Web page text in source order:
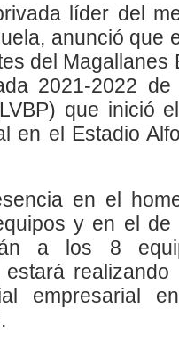
líder del
anunció que
del Magallanes
2021-2022
que inició
en el Estadio
en el
y en el de
a los 8
estará
empresarial